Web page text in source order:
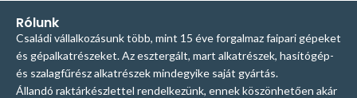
Rólunk
Családi vállalkozásunk több, mint 15 éve forgalmaz faipari gépeket
és gépalkatrészeket. Az esztergált, mart alkatrészek, hasítógép-
és szalagfűrész alkatrészek mindegyike saját gyártás.
Állandó raktárkészlettel rendelkezünk, ennek köszönhetően akár